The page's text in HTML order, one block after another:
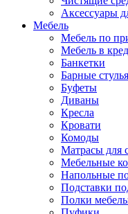
Аксессуары
Мебель
Мебель по
Мебель в
Банкетки
Барные стулья
Буфеты
Диваны
Кресла
Кровати
Комоды
Матрасы для
Мебельные
Напольные
Подставки
Полки